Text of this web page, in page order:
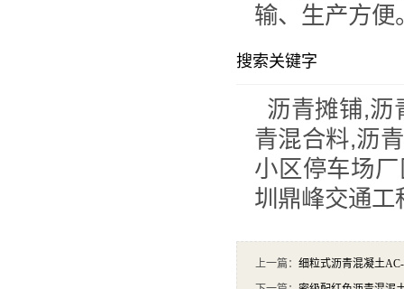
输、生产方便
搜索关键字
沥青摊铺,沥
青混合料,沥
小区停车场
圳鼎峰交通工
上一篇： 细粒式沥青混凝土